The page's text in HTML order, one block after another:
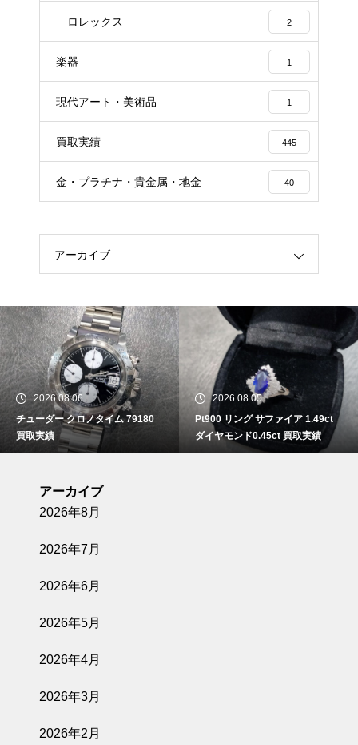
ロレックス 2
楽器 1
現代アート・美術品 1
買取実績 445
金・プラチナ・貴金属・地金 40
アーカイブ
2026.08.06
チューダー クロノタイム 79180
買取実績
2026.08.05
Pt900 リング サファイア 1.49ct
ダイヤモンド0.45ct 買取実績
アーカイブ
2026年8月
2026年7月
2026年6月
2026年5月
2026年4月
2026年3月
2026年2月